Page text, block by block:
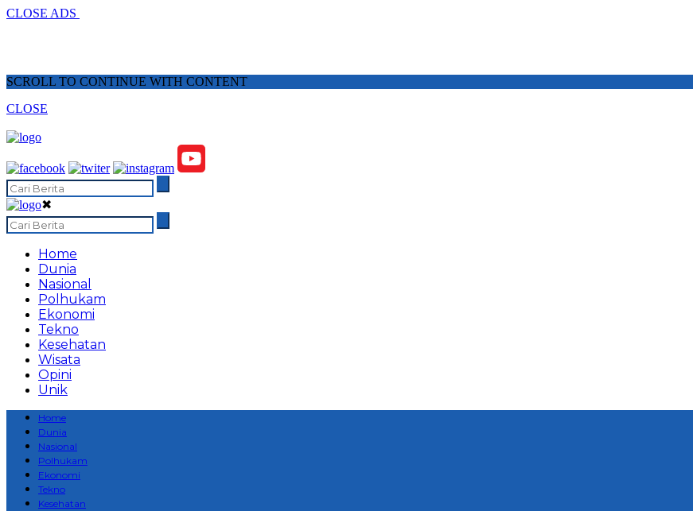
CLOSE ADS
SCROLL TO CONTINUE WITH CONTENT
CLOSE
✖
Home
Dunia
Nasional
Polhukam
Ekonomi
Tekno
Kesehatan
Wisata
Opini
Unik
Home
Dunia
Nasional
Polhukam
Ekonomi
Tekno
Kesehatan